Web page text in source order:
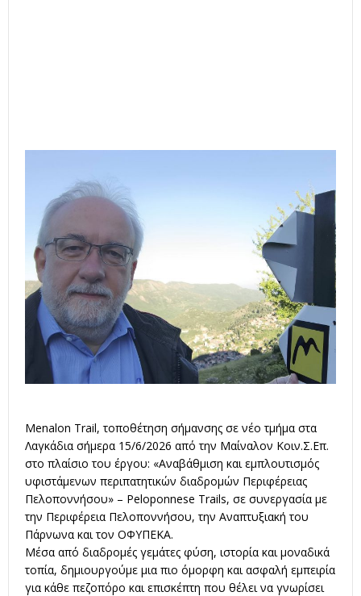
Menalon Trail, τοποθέτηση σήμανσης σε νέο τμήμα στα
Λαγκάδια σήμερα 15/6/2026 από την Μαίναλον Κοιν.Σ.Επ.
στο πλαίσιο του έργου: «Αναβάθμιση και εμπλουτισμός
υφιστάμενων περιπατητικών διαδρομών Περιφέρειας
Πελοποννήσου» – Peloponnese Trails, σε συνεργασία με
την Περιφέρεια Πελοποννήσου, την Αναπτυξιακή του
Πάρνωνα και τον ΟΦΥΠΕΚΑ.
Μέσα από διαδρομές γεμάτες φύση, ιστορία και μοναδικά
τοπία, δημιουργούμε μια πιο όμορφη και ασφαλή εμπειρία
για κάθε πεζοπόρο και επισκέπτη που θέλει να γνωρίσει